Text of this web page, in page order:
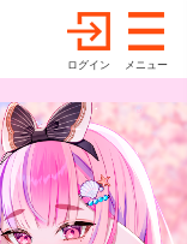
ログイン メニュー